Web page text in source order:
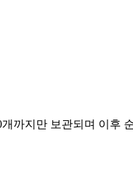
까지만 보관되며 이후